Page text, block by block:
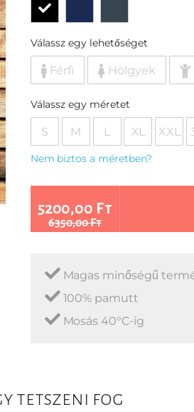
Válassz egy lehetőséget
Férfi Hölgyek
Válassz egy méretet
S M L XL XXL
Nem biztos a méretben?
5200,00 Ft
6350,00 Ft
Magas minőségű
100% pamutt
Mosás 40°C-ig
tetszeni fog